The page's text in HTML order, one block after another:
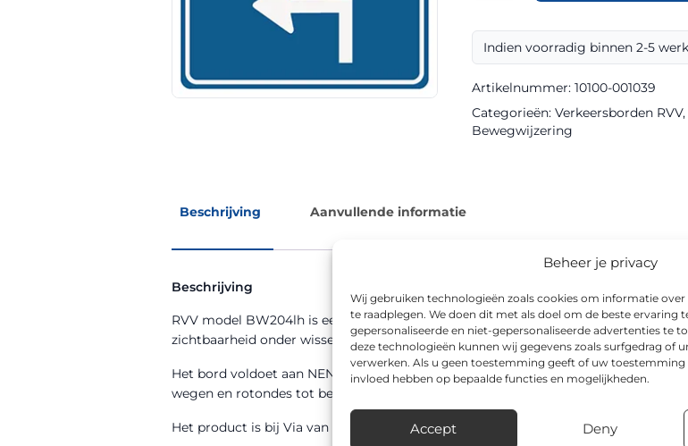
Beheer je privacy
Wij gebruiken technologieën zoals cookies om informatie
te raadplegen. We doen dit met als doel om de beste ervaring
gepersonaliseerde en niet-gepersonaliseerde advertenties te
deze technologieën kunnen wij gegevens zoals surfgedrag of
verwerken. Als u geen toestemming geeft of uw
invloed hebben op bepaalde functies en mogelijkheden.
Accept Deny
klasse
aantal
Indien voorradig binnen 2-5
Artikelnummer: 10100-001039
Categorieën: Verkeersborden RVV,
Bewegwijzering
Beschrijving Aanvullende informatie
Beschrijving
RVV model BW204lh is een bewegwijzeringsbord in DOR-uitvoering,
zichtbaarheid onder wisselende weersomstandigheden.
Het bord voldoet aan NEN 12899-1 en is CE-gecertificeerd, en is leverbaar in o.a.
wegen en rotondes tot bedrijventerreinen, schoolzones en woonwijken.
Het product is bij Via van Dalen uit voorraad leverbaar, inclusief advies over de